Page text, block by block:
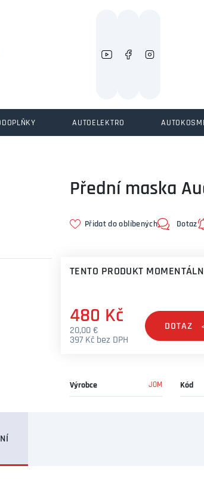
AUTOELEKTRO
Přední maska
Přidat do oblíbených Dotaz
TENTO PRODUKT
480 Kč
20,00 €
397 Kč bez DPH
DOTAZ
Výrobce JOM Kód
vám pomoci něco najít?